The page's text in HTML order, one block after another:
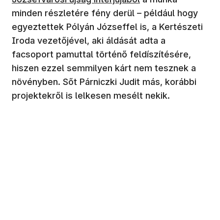
minden részletére fény derül – például hogy
egyeztettek Pólyán Józseffel is, a Kertészeti
Iroda vezetőjével, aki áldását adta a
facsoport pamuttal történő feldíszítésére,
hiszen ezzel semmilyen kárt nem tesznek a
növényben. Sőt Párniczki Judit más, korábbi
projektekről is lelkesen mesélt nekik.